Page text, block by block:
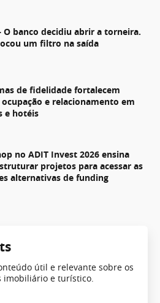
O banco decidiu abrir a torneira.
um filtro na saída
de fidelidade fortalecem
e relacionamento em
e hotéis
no ADIT Invest 2026 ensina
projetos para acessar as
alternativas de funding
útil e relevante sobre os
imobiliário e turístico.